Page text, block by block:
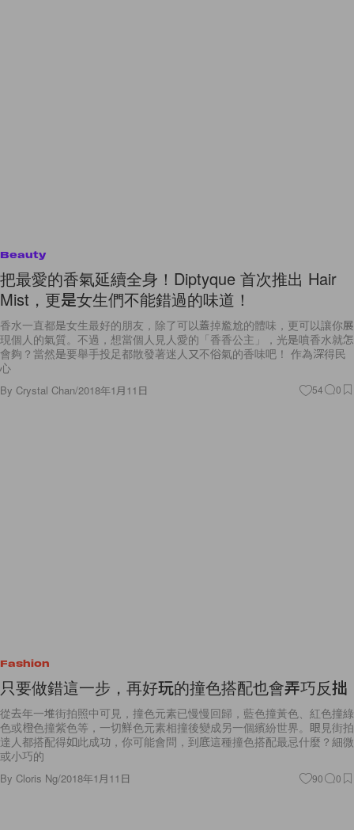
Beauty
把最愛的香氣延續全身！Diptyque 首次推出 Hair
Mist，更是女生們不能錯過的味道！
香水一直都是女生最好的朋友，除了可以蓋掉尷尬的體味，更可以讓你展
現個人的氣質。不過，想當個人見人愛的「香香公主」，光是噴香水就怎
會夠？當然是要舉手投足都散發著迷人又不俗氣的香味吧！ 作為深得民
心
By Crystal Chan/2018年1月11日 54 0
Fashion
只要做錯這一步，再好玩的撞色搭配也會弄巧反拙
從去年一堆街拍照中可見，撞色元素已慢慢回歸，藍色撞黃色、紅色撞綠
色或橙色撞紫色等，一切鮮色元素相撞後變成另一個繽紛世界。眼見街拍
達人都搭配得如此成功，你可能會問，到底這種撞色搭配最忌什麼？細微
或小巧的
By Cloris Ng/2018年1月11日 90 0